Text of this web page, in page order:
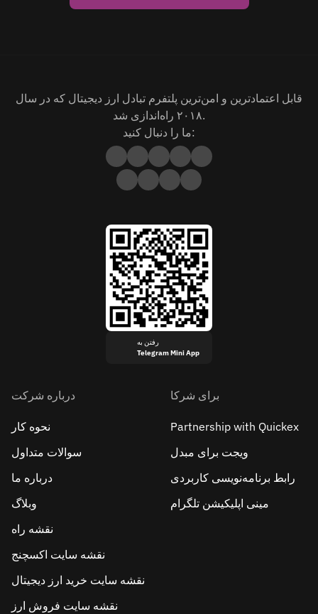
قابل اعتمادترین و امن‌ترین پلتفرم تبادل ارز دیجیتال که در سال
۲۰۱۸ راه‌اندازی شد.
ما را دنبال کنید:
رفتن به
Telegram Mini App
درباره شرکت
نحوه کار
سوالات متداول
درباره ما
وبلاگ
نقشه راه
نقشه سایت اکسچنج
نقشه سایت خرید ارز دیجیتال
نقشه سایت فروش ارز
برای شرکا
Partnership with Quickex
ویجت برای مبدل
رابط برنامه‌نویسی کاربردی
مینی اپلیکیشن تلگرام